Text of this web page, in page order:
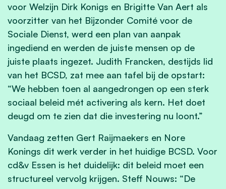
voor Welzijn Dirk Konigs en Brigitte Van Aert als
voorzitter van het Bijzonder Comité voor de
Sociale Dienst, werd een plan van aanpak
ingediend en werden de juiste mensen op de
juiste plaats ingezet. Judith Francken, destijds lid
van het BCSD, zat mee aan tafel bij de opstart:
“We hebben toen al aangedrongen op een sterk
sociaal beleid mét activering als kern. Het doet
deugd om te zien dat die investering nu loont.”
Vandaag zetten Gert Raijmaekers en Nore
Konings dit werk verder in het huidige BCSD. Voor
cd&v Essen is het duidelijk: dit beleid moet een
structureel vervolg krijgen. Steff Nouws: “De